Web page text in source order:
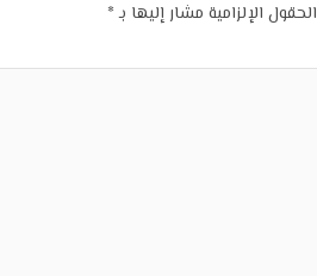
الحقول الإلزامية مشار إليها بـ*